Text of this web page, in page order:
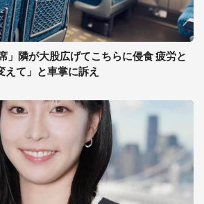
」隣が大股広げてこちらに侵食 疲労と
えて」と車掌に訴え